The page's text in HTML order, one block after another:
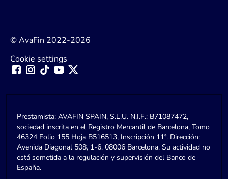
© AvaFin 2022-2026
Cookie settings
Prestamista: AVAFIN SPAIN, S.L.U. N.I.F.: B71087472,
sociedad inscrita en el Registro Mercantil de Barcelona, Tomo
46324 Folio 155 Hoja B516513, Inscripción 11ª. Dirección:
Avenida Diagonal 508, 1-6, 08006 Barcelona. Su actividad no
está sometida a la regulación y supervisión del Banco de
España.